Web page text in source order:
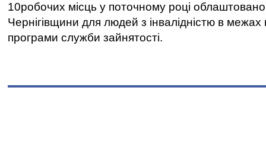
10робочих місць у поточному році
Чернігівщини для людей з інвалідністю в межах
програми служби зайнятості.